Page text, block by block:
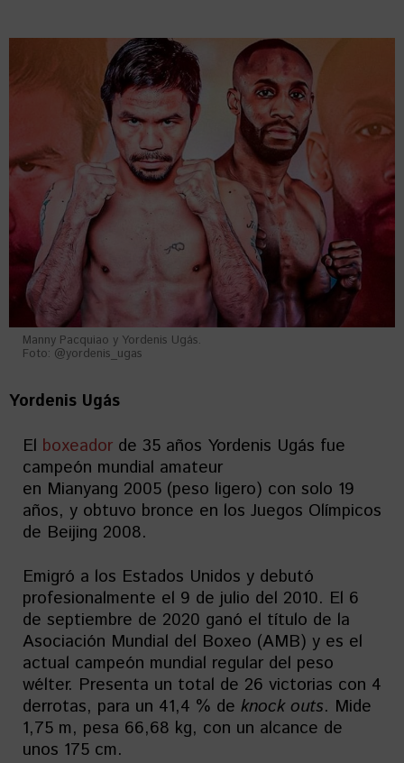
Manny Pacquiao y Yordenis Ugás.
Foto: @yordenis_ugas
Yordenis Ugás
El boxeador de 35 años Yordenis Ugás fue
campeón mundial amateur
en Mianyang 2005 (peso ligero) con solo 19
años, y obtuvo bronce en los Juegos Olímpicos
de Beijing 2008.
Emigró a los Estados Unidos y debutó
profesionalmente el 9 de julio del 2010. El 6
de septiembre de 2020 ganó el título de la
Asociación Mundial del Boxeo (AMB) y es el
actual campeón mundial regular del peso
wélter. Presenta un total de 26 victorias con 4
derrotas, para un 41,4 % de knock outs. Mide
1,75 m, pesa 66,68 kg, con un alcance de
unos 175 cm.